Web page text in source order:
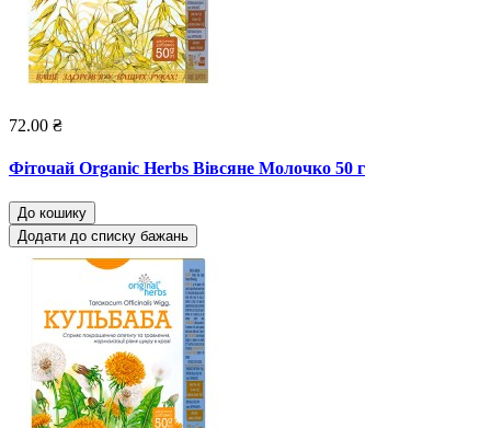
72.00 ₴
Фіточай Organic Herbs Вівсяне Молочко 50 г
До кошику
Додати до списку бажань